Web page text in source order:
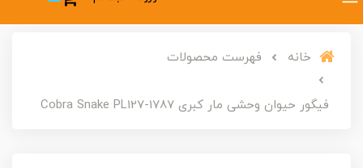
خانه فهرست محصولات
فیگور حیوان وحشی مار کبری Cobra Snake PL127-1787